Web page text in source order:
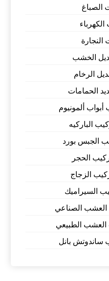
الصباغ
الخشب
الرخام
الحمامات
ألمونيوم
الباركيه
الجبس بورد
الحجر
الزجاج
السيراميك
الصناعي
الطبيعي
ساندوتش بانل